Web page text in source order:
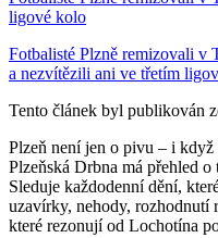
ligové kolo
Fotbalisté Plzně remizovali v
a nezvítězili ani ve třetím
Tento článek byl publikován
Plzeň není jen o pivu – i když
Plzeňská Drbna má přehled
Sleduje každodenní dění,
uzavírky, nehody, rozhodnutí
které rezonují od Lochotína